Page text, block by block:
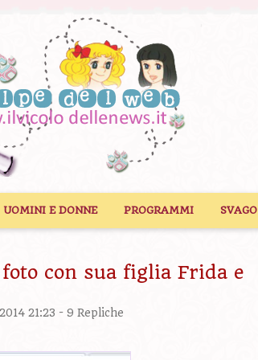
UOMINI E DONNE PROGRAMMI SVAGO
con sua figlia Frida e
21:23 - 9 Repliche